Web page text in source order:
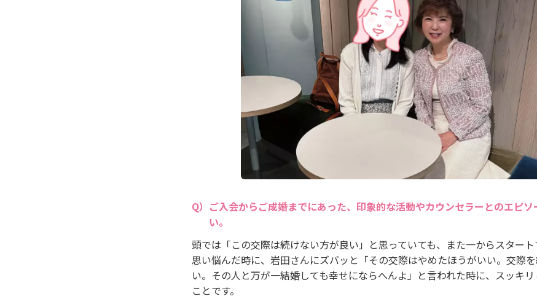
ご入会からご成婚までにあった、印象的な活動やカウンセラーとのエピ
い。
頭では「この交際は続けない方が良い」と思っていても、また一からスタート
思い悩んだ時に、岩田さんにズバッと「その交際はやめたほうがいい。交際
い。その人と万が一結婚しても幸せにならへんよ」と言われた時に、スッキ
ことです。